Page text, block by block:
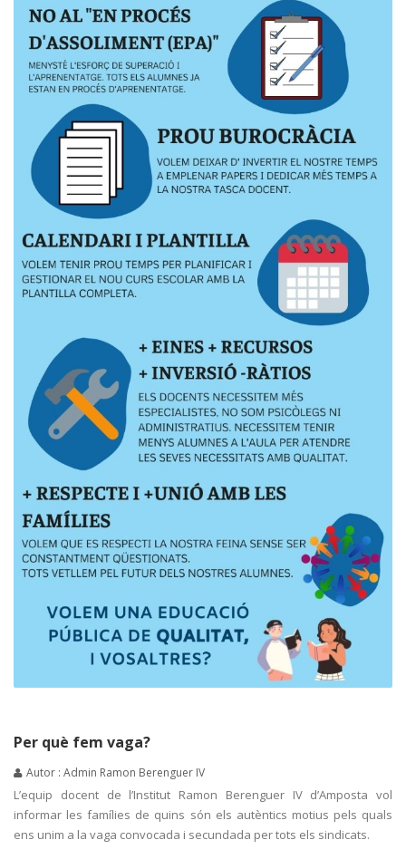
Per què fem vaga?
Autor : Admin Ramon Berenguer IV
L’equip docent de l’Institut Ramon Berenguer IV d’Amposta vol
informar les famílies de quins són els autèntics motius pels quals
ens unim a la vaga convocada i secundada per tots els sindicats.